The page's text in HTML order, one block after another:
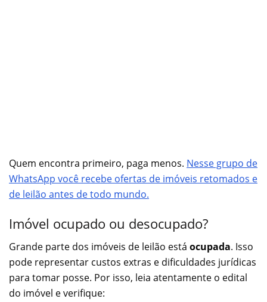
Quem encontra primeiro, paga menos. Nesse grupo de
WhatsApp você recebe ofertas de imóveis retomados e
de leilão antes de todo mundo.
Imóvel ocupado ou desocupado?
Grande parte dos imóveis de leilão está ocupada. Isso
pode representar custos extras e dificuldades jurídicas
para tomar posse. Por isso, leia atentamente o edital
do imóvel e verifique: